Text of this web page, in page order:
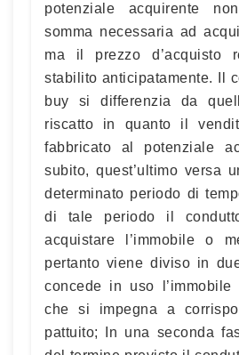
potenziale acquirente
somma necessaria ad
ma il prezzo d’acquisto
stabilito anticipatamente. Il
buy si differenzia da
riscatto in quanto il
fabbricato al potenziale
subito, quest’ultimo versa
determinato periodo di
di tale periodo il
acquistare l’immobile o
pertanto viene diviso in
concede in uso l’immobile
che si impegna a
pattuito; In una seconda